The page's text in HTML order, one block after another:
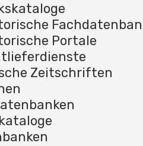
Portale
Zeitschriften